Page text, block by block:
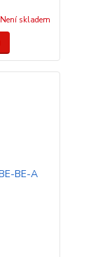
Není skladem